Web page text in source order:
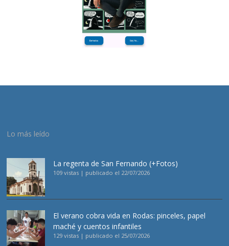
Lo más leído
La regenta de San Fernando (+Fotos)
109 vistas | publicado el 22/07/2026
El verano cobra vida en Rodas: pinceles, papel
maché y cuentos infantiles
129 vistas | publicado el 25/07/2026